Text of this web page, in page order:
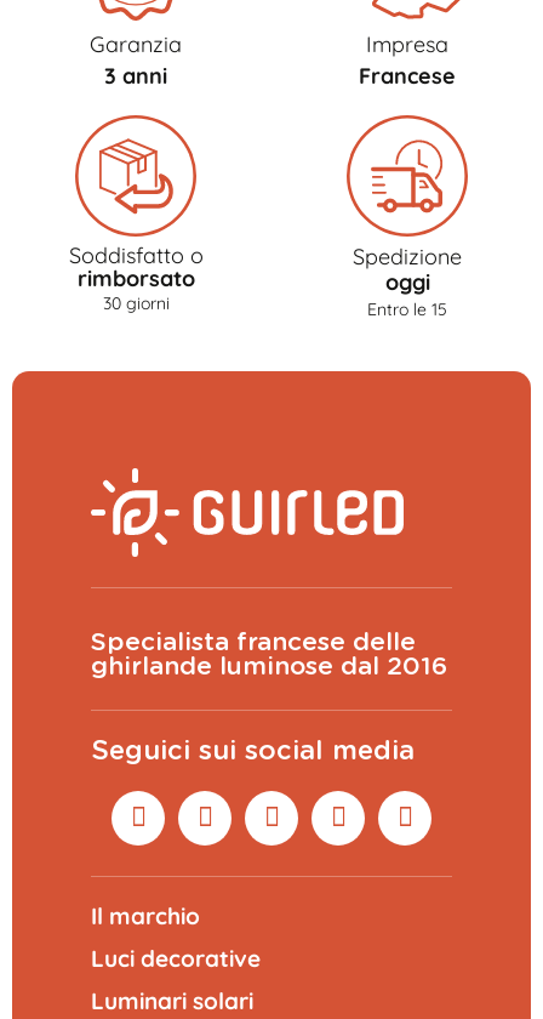
Garanzia
3 anni
Impresa
Francese
Soddisfatto o
rimborsato
30 giorni
Spedizione
oggi
Entro le 15
Specialista francese delle
ghirlande luminose dal 2016
Seguici sui social media
Il marchio
Luci decorative
Luminari solari